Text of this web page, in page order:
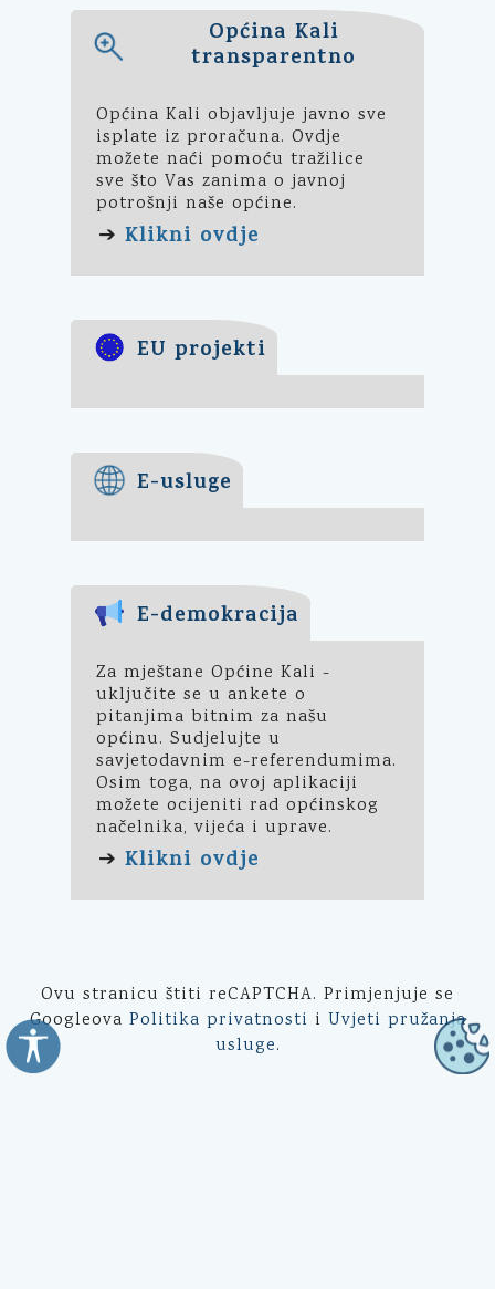
Općina Kali
transparentno
Općina Kali objavljuje javno sve
isplate iz proračuna. Ovdje
možete naći pomoću tražilice
sve što Vas zanima o javnoj
potrošnji naše općine.
➔ Klikni ovdje
EU projekti
E-usluge
E-demokracija
Za mještane Općine Kali -
uključite se u ankete o
pitanjima bitnim za našu
općinu. Sudjelujte u
savjetodavnim e-referendumima.
Osim toga, na ovoj aplikaciji
možete ocijeniti rad općinskog
načelnika, vijeća i uprave.
➔ Klikni ovdje
Ovu stranicu štiti reCAPTCHA. Primjenjuje se
Googleova Politika privatnosti i Uvjeti pružanja
usluge.